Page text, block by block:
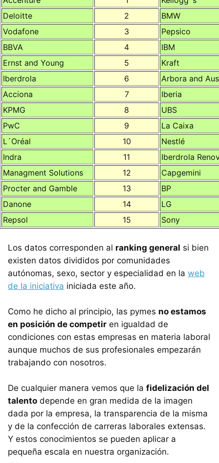
Deloitte
2
BMW
Vodafone
3
Pepsico
BBVA
4
IBM
Ernst and Young
5
Kraft
Iberdrola
6
Arbora and
Acciona
7
Iberia
KPMG
8
UBS
PwC
9
La Caixa
L´Oréal
10
Nestlé
Indra
11
Iberdrola
Managment Solutions
12
Capgemini
Procter and Gamble
13
BP
Danone
14
LG
Repsol
15 Sony
Los datos corresponden al ranking general si bien
existen datos divididos por comunidades
autónomas, sexo, sector y especialidad en la web
de la iniciativa iniciada este año.
Como he dicho al principio, las pymes no estamos
en posición de competir en igualdad de
condiciones con estas empresas en materia laboral
aunque muchos de sus profesionales empezarán
trabajando con nosotros.
De cualquier manera vemos que la fidelización del
talento depende en gran medida de la imagen
dada por la empresa, la transparencia de la misma
y de la confección de carreras laborales extensas.
Y estos conocimientos se pueden aplicar a
pequeña escala en nuestra organización.